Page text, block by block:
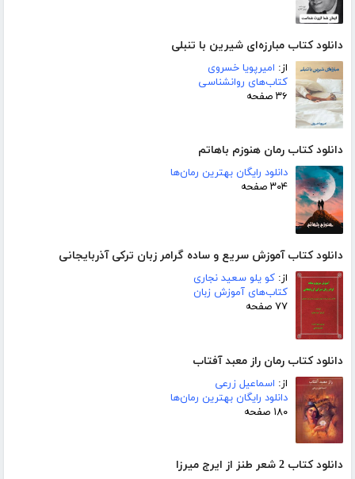
دانلود کتاب مبارزه‌ای شیرین با تنبلی
از: امیرپویا خسروی
کتاب‌های روانشناسی
۳۶ صفحه
دانلود کتاب رمان هنوزم باهاتم
دانلود رایگان بهترین رمان‌ها
۳۰۴ صفحه
دانلود کتاب آموزش سریع و ساده گرامر زبان ترکی آذربایجانی
از: کو یلو سعید نجاری
کتاب‌های آموزش زبان
۷۷ صفحه
دانلود کتاب رمان راز معبد آفتاب
از: اسماعیل زرعی
دانلود رایگان بهترین رمان‌ها
۱۸۰ صفحه
دانلود کتاب 2 شعر طنز از ایرج میرزا